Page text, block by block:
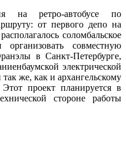
на ретро-автобусе по
от первого депо на
соломбальское
совместную
в Санкт-Петербурге,
электрической
же, как и архангельскому
проект планируется в
стороне работы